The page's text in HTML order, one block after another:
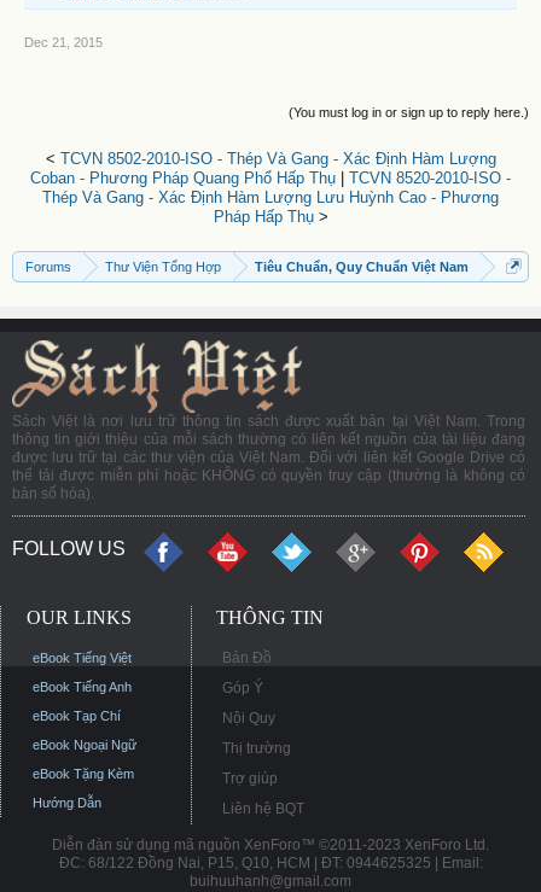
Dec 21, 2015
(You must log in or sign up to reply here.)
< TCVN 8502-2010-ISO - Thép Và Gang - Xác Định Hàm Lượng
Coban - Phương Pháp Quang Phổ Hấp Thụ
TCVN 8520-2010-ISO -
Thép Và Gang - Xác Định Hàm Lượng Lưu Huỳnh Cao - Phương
Pháp Hấp Thụ>
Forums Thư Viện Tổng Hợp Tiêu Chuẩn, Quy Chuẩn Việt Nam
Sách Việt là nơi lưu trữ thông tin sách được xuất bản tại Việt Nam. Trong
thông tin giới thiệu của mỗi sách thường có liên kết nguồn của tài liệu đang
được lưu trữ tại các thư viện của Việt Nam. Đối với liên kết Google Drive có
thể tải được miễn phí hoặc KHÔNG có quyền truy cập (thường là không có
bản số hóa).
FOLLOW US
OUR LINKS
eBook Tiếng Việt
eBook Tiếng Anh
eBook Tạp Chí
eBook Ngoại Ngữ
eBook Tặng Kèm
Hướng Dẫn
THÔNG TIN
Bản Đồ
Góp Ý
Nội Quy
Thị trường
Trợ giúp
Liên hệ BQT
Diễn đàn sử dụng mã nguồn XenForo™ ©2011-2023 XenForo Ltd.
ĐC: 68/122 Đồng Nai, P15, Q10, HCM | ĐT: 0944625325 | Email:
buihuuhanh@gmail.com